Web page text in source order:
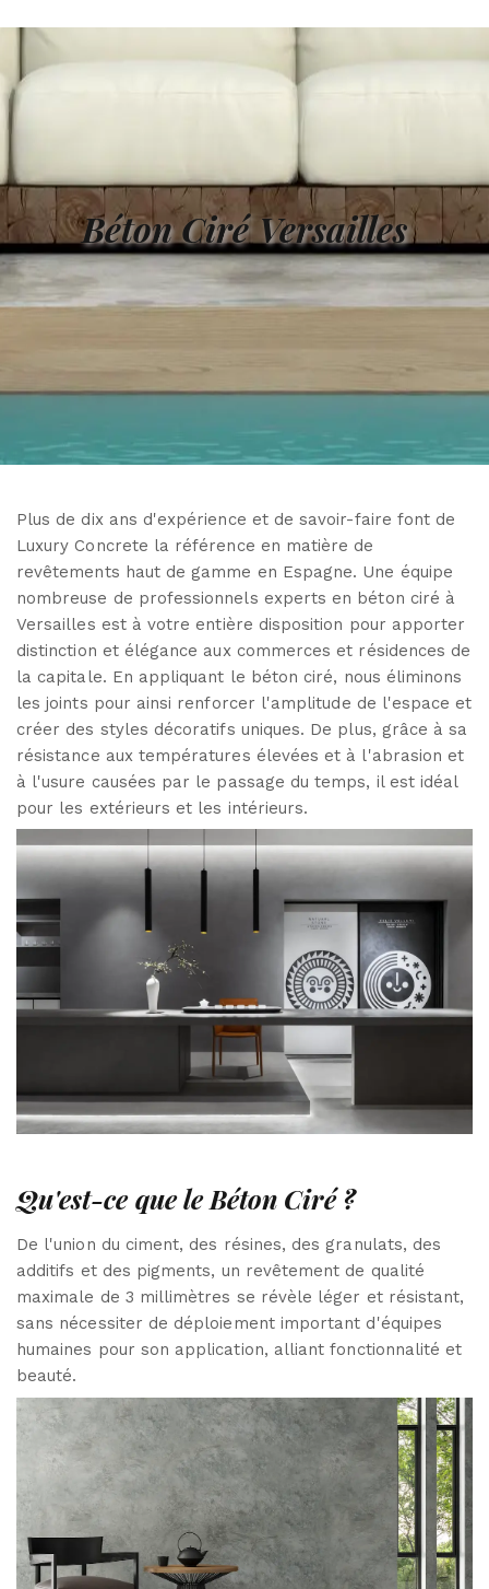
Béton Ciré Versailles
Plus de dix ans d'expérience et de savoir-faire font de
Luxury Concrete la référence en matière de
revêtements haut de gamme en Espagne. Une équipe
nombreuse de professionnels experts en béton ciré à
Versailles est à votre entière disposition pour apporter
distinction et élégance aux commerces et résidences de
la capitale. En appliquant le béton ciré, nous éliminons
les joints pour ainsi renforcer l'amplitude de l'espace et
créer des styles décoratifs uniques. De plus, grâce à sa
résistance aux températures élevées et à l'abrasion et
à l'usure causées par le passage du temps, il est idéal
pour les extérieurs et les intérieurs.
Qu'est-ce que le Béton Ciré ?
De l'union du ciment, des résines, des granulats, des
additifs et des pigments, un revêtement de qualité
maximale de 3 millimètres se révèle léger et résistant,
sans nécessiter de déploiement important d'équipes
humaines pour son application, alliant fonctionnalité et
beauté.